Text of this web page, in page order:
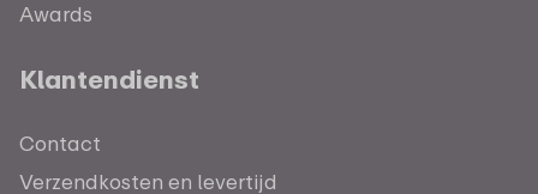
Awards
Klantendienst
Contact
Verzendkosten en levertijd